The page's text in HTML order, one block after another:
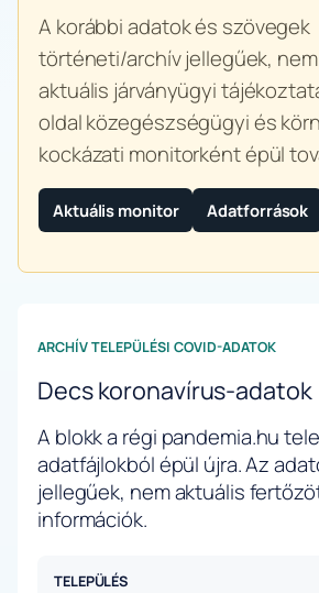
A korábbi adatok és szövegek
történeti/archív jellegűek,
aktuális járványügyi
oldal közegészségügyi és
kockázati monitorként épül
Aktuális monitor Adatforrások
ARCHÍV TELEPÜLÉSI COVID-ADATOK
Decs koronavírus-adatok
A blokk a régi pandemia.hu
adatfájlokból épül újra. Az
jellegűek, nem aktuális
információk.
TELEPÜLÉS